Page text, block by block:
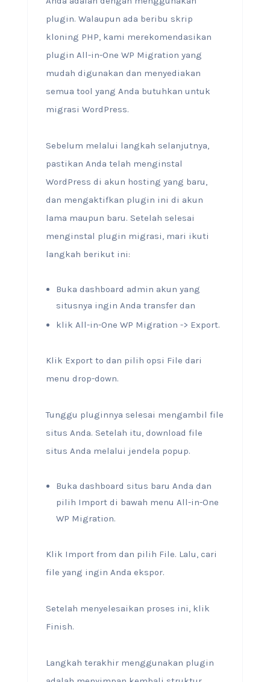
plugin. Walaupun ada beribu skrip
kloning PHP, kami merekomendasikan
plugin All-in-One WP Migration yang
mudah digunakan dan menyediakan
semua tool yang Anda butuhkan untuk
migrasi WordPress.
Sebelum melalui langkah selanjutnya,
pastikan Anda telah menginstal
WordPress di akun hosting yang baru,
dan mengaktifkan plugin ini di akun
lama maupun baru. Setelah selesai
menginstal plugin migrasi, mari ikuti
langkah berikut ini:
Buka dashboard admin akun yang
situsnya ingin Anda transfer dan
klik All-in-One WP Migration -> Export.
Klik Export to dan pilih opsi File dari
menu drop-down.
Tunggu pluginnya selesai mengambil file
situs Anda. Setelah itu, download file
situs Anda melalui jendela popup.
Buka dashboard situs baru Anda dan
pilih Import di bawah menu All-in-One
WP Migration.
Klik Import from dan pilih File. Lalu, cari
file yang ingin Anda ekspor.
Setelah menyelesaikan proses ini, klik
Finish.
Langkah terakhir menggunakan plugin